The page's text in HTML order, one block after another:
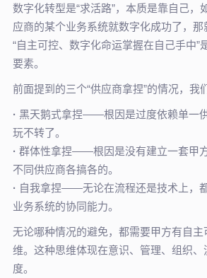
数字化转型是“求活路”，本质是靠自己，
应商的某个业务系统就数字化成功了，那
“自主可控、数字化命运掌握在自己手中”
要素。
前面提到的三个“供应商拿捏”的情况，我
· 黑天鹅式拿捏——根因是过度依赖单一
玩不转了。
· 群体性拿捏——根因是没有建立一套甲
不同供应商各搞各的。
· 自我拿捏——无论在流程还是技术上，
业务系统的协同能力。
无论哪种情况的避免，都需要甲方有自
维。这种思维体现在意识、管理、组织
度。